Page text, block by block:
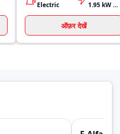
Electric
1.95 kW @ 2600 r/min
ऑफ़र देखें